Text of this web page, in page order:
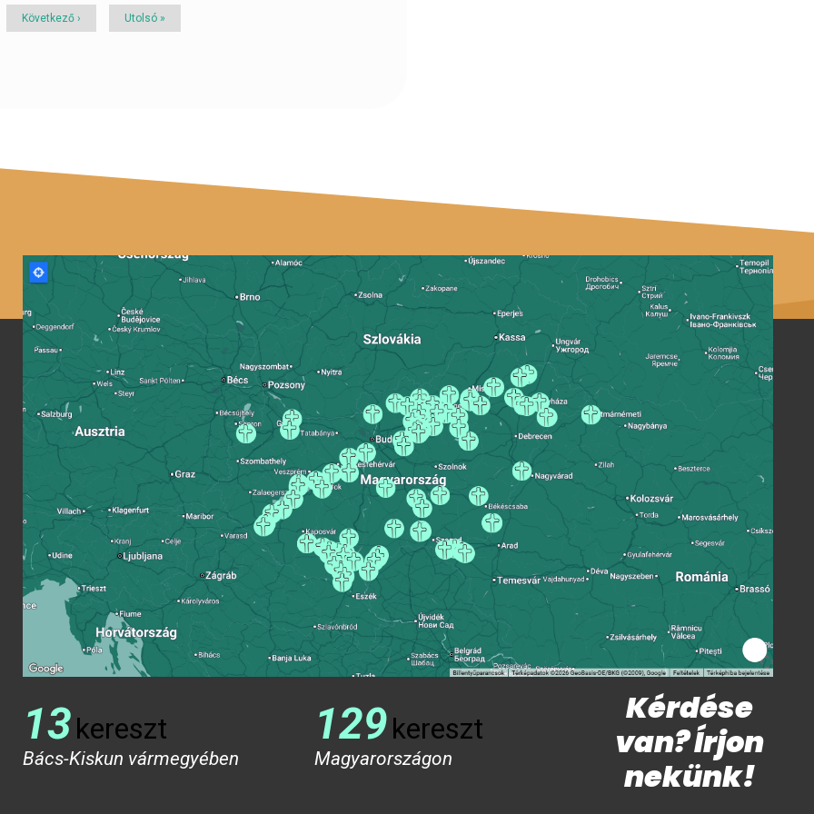
Következő
Következő ›
Utolsó
Utolsó »
13kereszt
Bács-Kiskun vármegyében
129kereszt
Magyarországon
Kérdése
van? Írjon
nekünk!